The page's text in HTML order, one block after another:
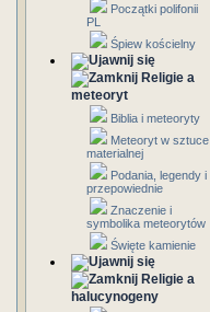
Początki polifonii
PL
Śpiew kościelny
Religie a
meteoryt
Biblia i meteoryty
Meteoryt w sztuce
materialnej
Podania, legendy i
przepowiednie
Znaczenie i
symbolika meteorytów
Święte kamienie
Religie a
halucynogeny